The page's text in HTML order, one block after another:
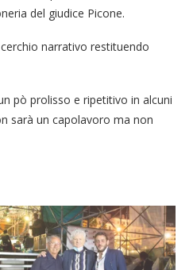
del giudice Picone.
narrativo restituendo
pò prolisso e ripetitivo in alcuni
sarà un capolavoro ma non